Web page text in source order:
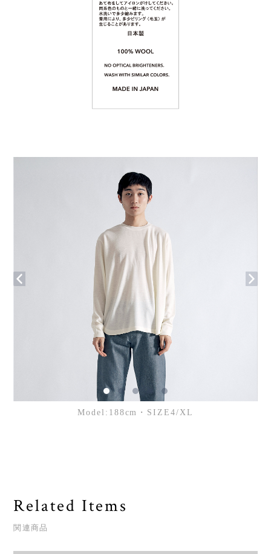
Model:188cm・SIZE4/XL
Related Items
関連商品